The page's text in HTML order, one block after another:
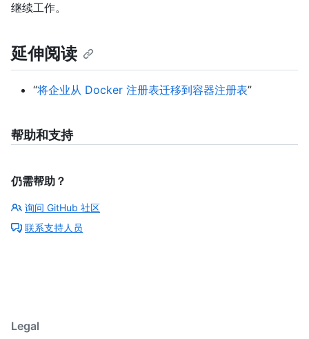
继续工作。
延伸阅读
“将企业从 Docker 注册表迁移到容器注册表”
帮助和支持
仍需帮助？
询问 GitHub 社区
联系支持人员
Legal